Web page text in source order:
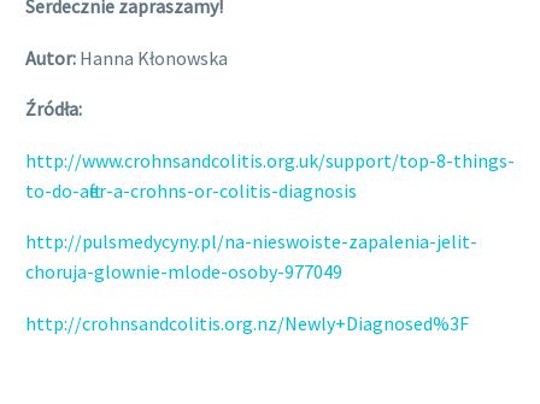
Serdecznie zapraszamy!
Autor: Hanna Kłonowska
Źródła:
http://www.crohnsandcolitis.org.uk/support/top-8-things-
to-do-after-a-crohns-or-colitis-diagnosis
http://pulsmedycyny.pl/na-nieswoiste-zapalenia-jelit-
choruja-glownie-mlode-osoby-977049
http://crohnsandcolitis.org.nz/Newly+Diagnosed%3F